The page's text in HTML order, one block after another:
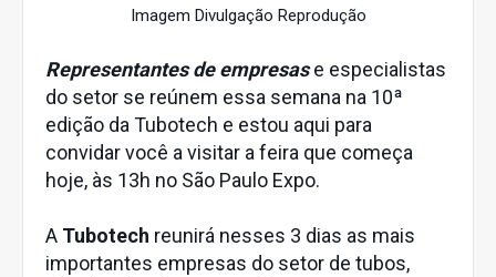
Imagem Divulgação Reprodução
Representantes de empresase especialistas
do setor se reúnem essa semana na 10ª
edição da Tubotech e estou aqui para
convidar você a visitar a feira que começa
hoje, às 13h no São Paulo Expo.
A Tubotech reunirá nesses 3 dias as mais
importantes empresas do setor de tubos,